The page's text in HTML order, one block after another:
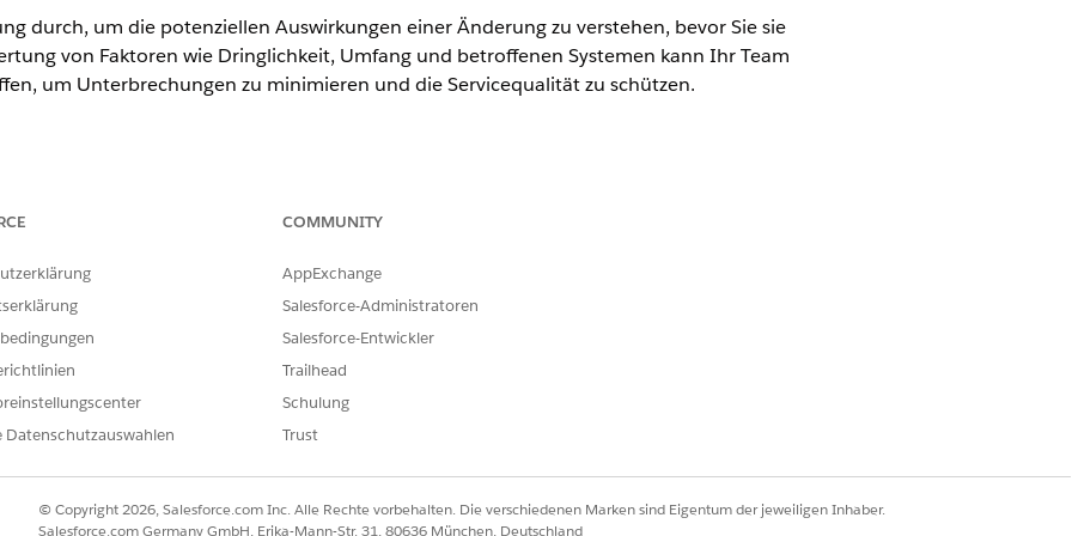
durch, um die potenziellen Auswirkungen einer Änderung zu verstehen, bevor Sie sie
von Faktoren wie Dringlichkeit, Umfang und betroffenen Systemen kann Ihr Team
um Unterbrechungen zu minimieren und die Servicequalität zu schützen.
Edition mit Agentforce IT Service.
ERFORDERLICHE BENUTZERBERECHTIGUNGEN
Ausführen von Änderungsrisikobewertungen
"Änderungsanforderung" zur Registerkarte "
zu starten.
"Fragebogen zur Risikobewertung" die Fragen und klicken Sie auf
der nächsten Seite und klicken Sie auf
und die Risikobewertung auf der Karte "Risikobewertung" überprüfen.
des Fragebogens auf der Registerkarte " Risikobewertung " auf Wiederholen
Datenschutzauswahlen
COMMUNITY
AppExchange
Salesforce-Administratoren
Salesforce-Entwickler
Trailhead
Schulung
Trust
© Copyright 2026, Salesforce.com Inc. Alle Rechte vorbehalten. Die verschiedenen Marken sind Eigentum der jeweiligen Inhaber.
Salesforce.com Germany GmbH, Erika-Mann-Str. 31, 80636 München, Deutschland